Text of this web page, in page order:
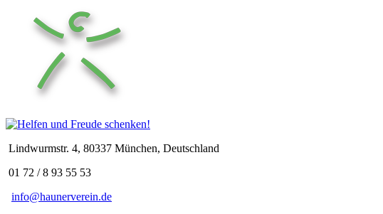
Lindwurmstr. 4, 80337 München, Deutschland
01 72 / 8 93 55 53
info@haunerverein.de